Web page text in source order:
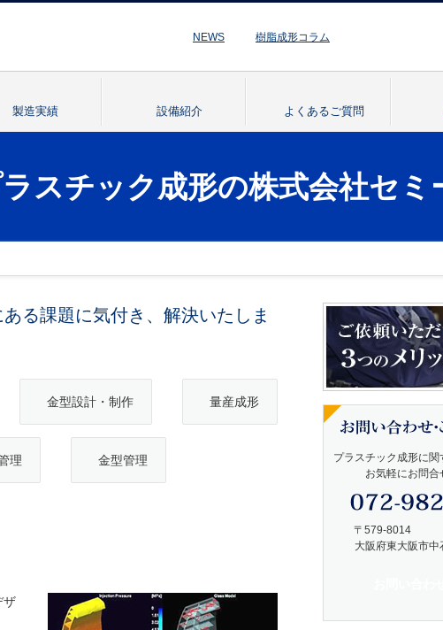
NEWS 樹脂成形コラム
製造実績 設備紹介 よくあるご質問
スチック成形の株式会社セミ
る課題に気付き、解決いたしま
金型設計・制作 量産成形
理 金型管理
ザ
プラスチック成形に関
お気軽にお問合
〒579-8014
大阪府東大阪市